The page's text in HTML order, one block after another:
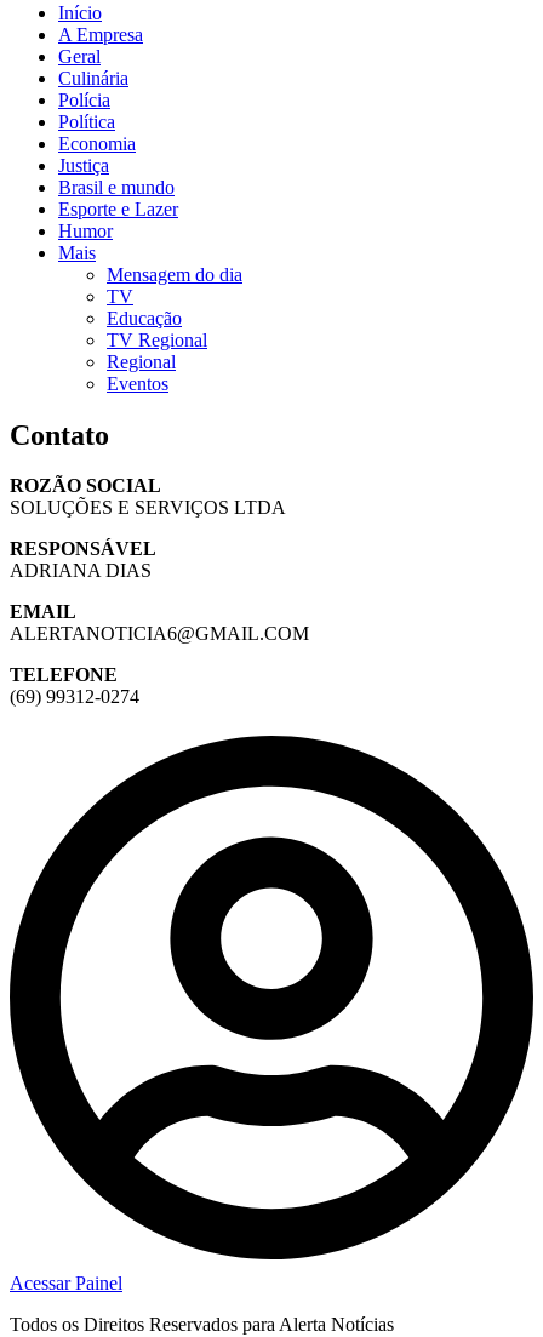
Início
A Empresa
Geral
Culinária
Polícia
Política
Economia
Justiça
Brasil e mundo
Esporte e Lazer
Humor
Mais
Mensagem do dia
TV
Educação
TV Regional
Regional
Eventos
Contato
ROZÃO SOCIAL
SOLUÇÕES E SERVIÇOS LTDA
RESPONSÁVEL
ADRIANA DIAS
EMAIL
ALERTANOTICIA6@GMAIL.COM
TELEFONE
(69) 99312-0274
Acessar Painel
Todos os Direitos Reservados para Alerta Notícias